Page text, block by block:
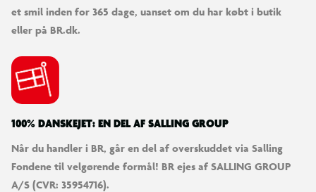
et smil inden for 365 dage, uanset om du har købt i butik
eller på BR.dk.
100% DANSKEJET: EN DEL AF SALLING GROUP
Når du handler i BR, går en del af overskuddet via Salling
Fondene til velgørende formål! BR ejes af SALLING GROUP
A/S (CVR: 35954716).